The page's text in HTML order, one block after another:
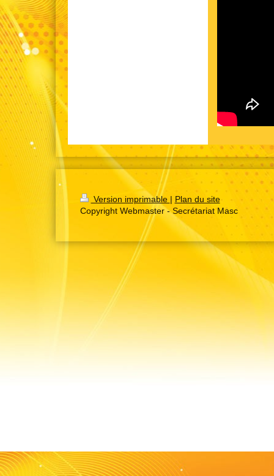
Version imprimable | Plan du site
Copyright Webmaster - Secrétariat Masc